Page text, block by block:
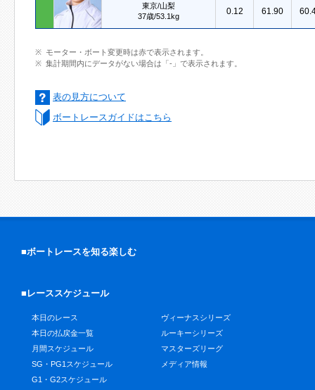
東京/山梨
37歳/53.1kg
0.12
61.90
モーター・ボート変更時は赤で表示されます。
集計期間内にデータがない場合は「-」で表示されます。
表の見方について
ボートレースガイドはこちら
■ボートレースを知る楽しむ
■レーススケジュール
本日のレース
本日の払戻金一覧
月間スケジュール
SG・PG1スケジュール
G1・G2スケジュール
ヴィーナスシリーズ
ルーキーシリーズ
マスターズリーグ
メディア情報